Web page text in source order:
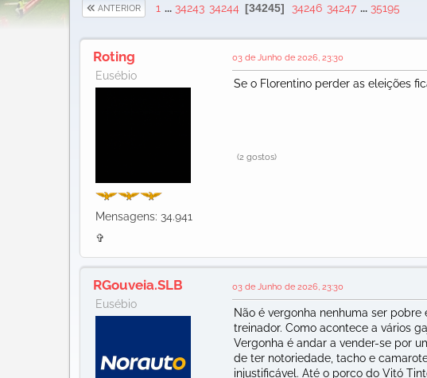
ANTERIOR 1 ... 34243 34244 34245 34246 34247 ... 35195
Roting
Eusébio
Mensagens: 34.941
✞
03 de Junho de 2026, 23:30
Se o Florentino perder as eleições
(2 gostos)
RGouveia.SLB
Eusébio
03 de Junho de 2026, 23:30
Não é vergonha nenhuma ser
treinador. Como acontece a vários
Vergonha é andar a vender-se por
de ter notoriedade, tacho e
injustificável. Até o porco do Vitó